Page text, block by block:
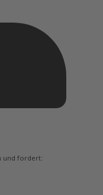
und fordert: